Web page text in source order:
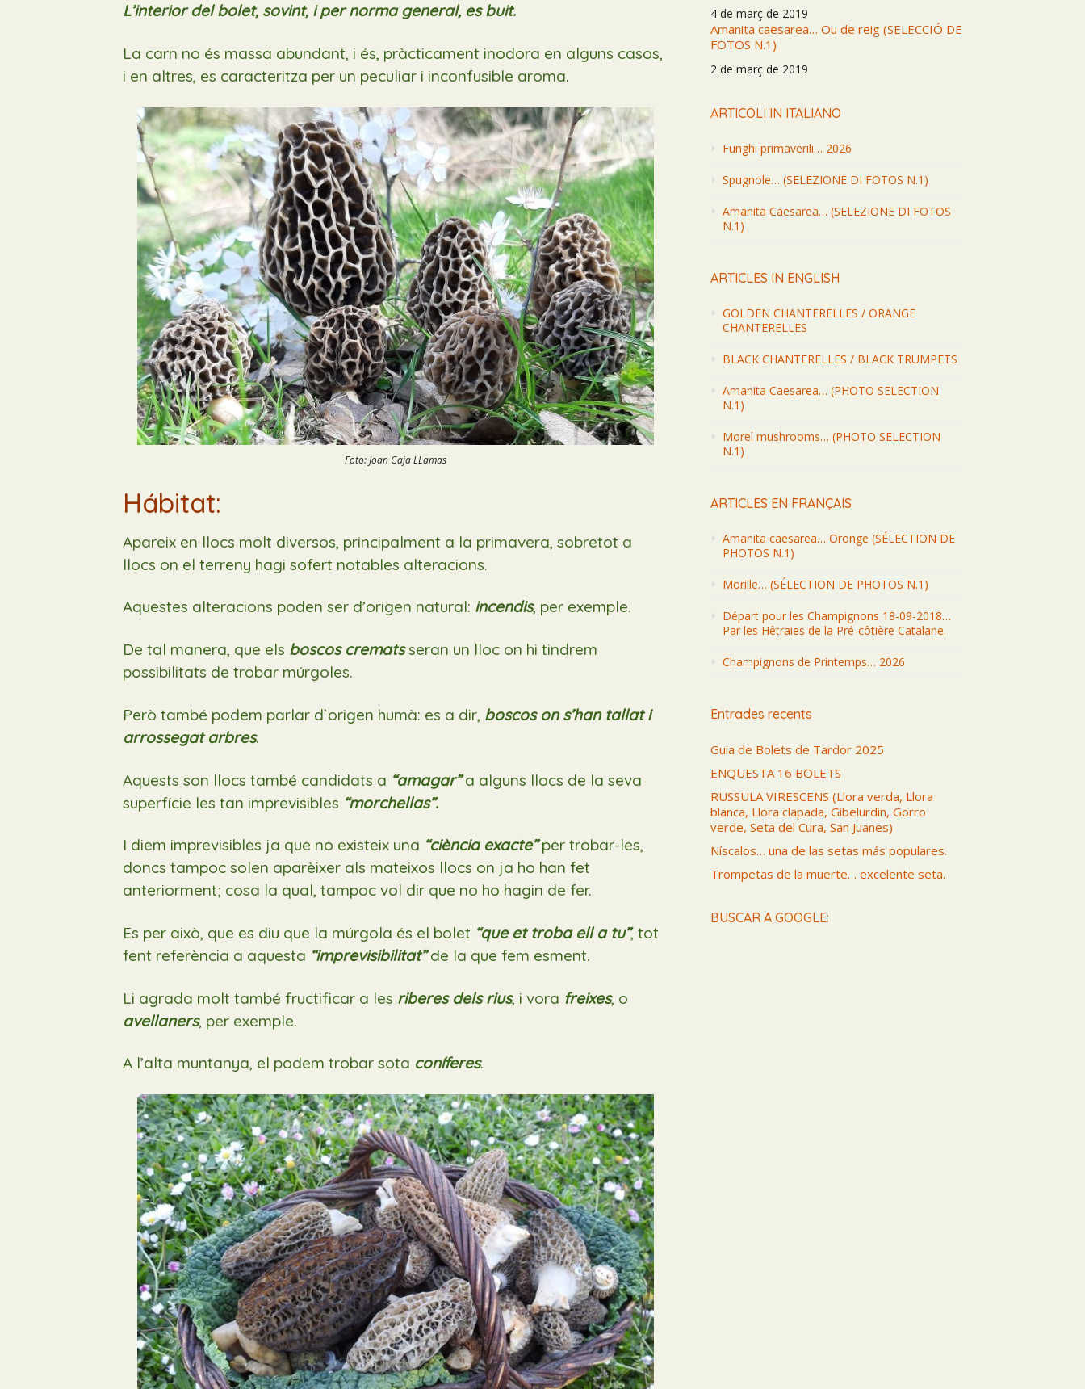
L’interior del bolet, sovint, i per norma general, es buit.
La carn no és massa abundant, i és, pràcticament inodora en alguns casos,
i en altres, es caracteritza per un peculiar i inconfusible aroma.
Foto: Joan Gaja LLamas
Hábitat:
Apareix en llocs molt diversos, principalment a la primavera, sobretot a
llocs on el terreny hagi sofert notables alteracions.
Aquestes alteracions poden ser d’origen natural: incendis, per exemple.
De tal manera, que els boscos crematsseran un lloc on hi tindrem
possibilitats de trobar múrgoles.
Però també podem parlar d`origen humà: es a dir, boscos on s’han tallat i
arrossegat arbres.
Aquests son llocs també candidats a “amagar”a alguns llocs de la seva
superfície les tan imprevisibles “morchellas”.
I diem imprevisibles ja que no existeix una “ciència exacte”per trobar-les,
doncs tampoc solen aparèixer als mateixos llocs on ja ho han fet
anteriorment; cosa la qual, tampoc vol dir que no ho hagin de fer.
Es per això, que es diu que la múrgola és el bolet “que et troba ell a tu”, tot
fent referència a aquesta “imprevisibilitat”de la que fem esment.
Li agrada molt també fructificar a les riberes dels rius, i vora freixes, o
avellaners, per exemple.
A l’alta muntanya, el podem trobar sota coníferes.
4 de març de 2019
Amanita caesarea… Ou de reig (SELECCIÓ DE
FOTOS N.1)
2 de març de 2019
ARTICOLI IN ITALIANO
Funghi primaverili… 2026
Spugnole… (SELEZIONE DI FOTOS N.1)
Amanita Caesarea… (SELEZIONE DI FOTOS
N.1)
ARTICLES IN ENGLISH
GOLDEN CHANTERELLES / ORANGE
CHANTERELLES
BLACK CHANTERELLES / BLACK TRUMPETS
Amanita Caesarea… (PHOTO SELECTION
N.1)
Morel mushrooms… (PHOTO SELECTION
N.1)
ARTICLES EN FRANÇAIS
Amanita caesarea… Oronge (SÉLECTION DE
PHOTOS N.1)
Morille… (SÉLECTION DE PHOTOS N.1)
Départ pour les Champignons 18-09-2018…
Par les Hêtraies de la Pré-côtière Catalane.
Champignons de Printemps… 2026
Entrades recents
Guia de Bolets de Tardor 2025
ENQUESTA 16 BOLETS
RUSSULA VIRESCENS (Llora verda, Llora
blanca, Llora clapada, Gibelurdin, Gorro
verde, Seta del Cura, San Juanes)
Níscalos… una de las setas más populares.
Trompetas de la muerte… excelente seta.
BUSCAR A GOOGLE: